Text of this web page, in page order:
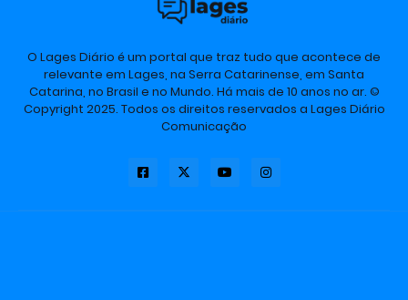
O Lages Diário é um portal que traz tudo que acontece de
relevante em Lages, na Serra Catarinense, em Santa
Catarina, no Brasil e no Mundo. Há mais de 10 anos no ar. ©
Copyright 2025. Todos os direitos reservados a Lages Diário
Comunicação